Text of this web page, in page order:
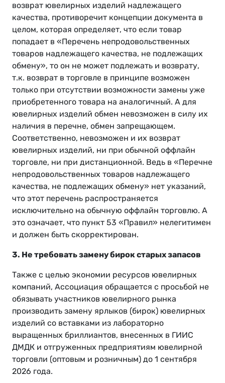
возврат ювелирных изделий надлежащего
качества, противоречит концепции документа в
целом, которая определяет, что если товар
попадает в «Перечень непродовольственных
товаров надлежащего качества, не подлежащих
обмену», то он не может подлежать и возврату,
т.к. возврат в торговле в принципе возможен
только при отсутствии возможности замены уже
приобретенного товара на аналогичный. А для
ювелирных изделий обмен невозможен в силу их
наличия в перечне, обмен запрещающем.
Соответственно, невозможен и их возврат
ювелирных изделий, ни при обычной оффлайн
торговле, ни при дистанционной. Ведь в «Перечне
непродовольственных товаров надлежащего
качества, не подлежащих обмену» нет указаний,
что этот перечень распространяется
исключительно на обычную оффлайн торговлю. А
это означает, что пункт 53 «Правил» нелегитимен
и должен быть скорректирован.
3. Не требовать замену бирок старых запасов
Также с целью экономии ресурсов ювелирных
компаний, Ассоциация обращается с просьбой не
обязывать участников ювелирного рынка
производить замену ярлыков (бирок) ювелирных
изделий со вставками из лабораторно
выращенных бриллиантов, внесенных в ГИИС
ДМДК и отгруженных предприятиям ювелирной
торговли (оптовым и розничным) до 1 сентября
2026 года.